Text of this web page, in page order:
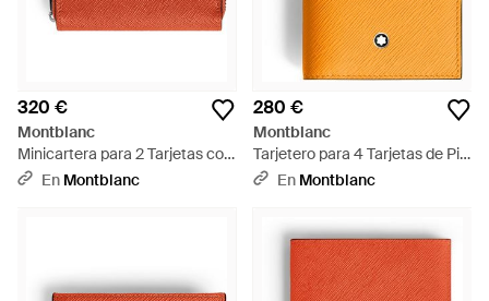
320 €
Montblanc
Minicartera para 2 Tarjetas con
Cremallera de Piel Sartorial -
En Montblanc
280 €
Montblanc
Tarjetero para 4 Tarjetas de Piel
Sartorial - Naranja
En Montblanc